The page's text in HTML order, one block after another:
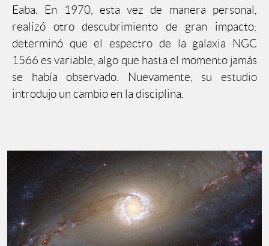
Eaba. En 1970, esta vez de manera personal,
realizó otro descubrimiento de gran impacto:
determinó que el espectro de la galaxia NGC
1566 es variable, algo que hasta el momento jamás
se había observado. Nuevamente, su estudio
introdujo un cambio en la disciplina.